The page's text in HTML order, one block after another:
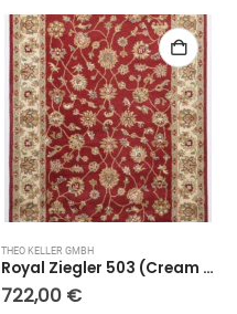
THEO KELLER GMBH
Royal Ziegler 503 (Cream Rot; 290 x 190 cm)
722,00 €